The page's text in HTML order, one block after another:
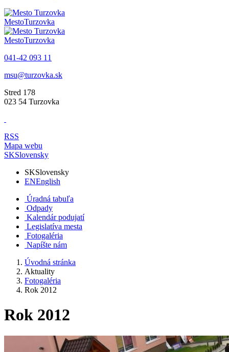
MestoTurzovka
MestoTurzovka
041-42 093 11
msu@turzovka.sk
Stred 178
023 54 Turzovka
RSS
Mapa webu
SKSlovensky
SKSlovensky
ENEnglish
Úradná tabuľa
Odpady
Kalendár podujatí
Legislatíva mesta
Fotogaléria
Napíšte nám
Úvodná stránka
Aktuality
Fotogaléria
Rok 2012
Rok 2012